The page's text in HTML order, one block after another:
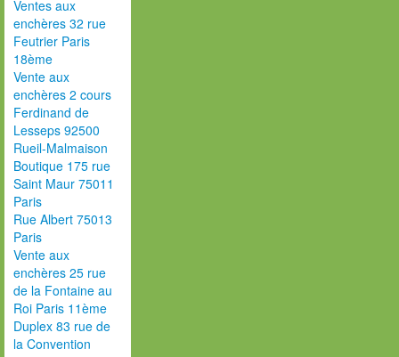
Ventes aux
enchères 32 rue
Feutrier Paris
18ème
Vente aux
enchères 2 cours
Ferdinand de
Lesseps 92500
Rueil-Malmaison
Boutique 175 rue
Saint Maur 75011
Paris
Rue Albert 75013
Paris
Vente aux
enchères 25 rue
de la Fontaine au
Roi Paris 11ème
Duplex 83 rue de
la Convention